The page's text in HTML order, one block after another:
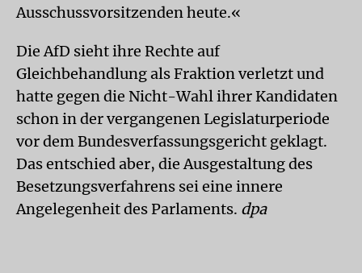
Ausschussvorsitzenden heute.«
Die AfD sieht ihre Rechte auf
Gleichbehandlung als Fraktion verletzt und
hatte gegen die Nicht-Wahl ihrer Kandidaten
schon in der vergangenen Legislaturperiode
vor dem Bundesverfassungsgericht geklagt.
Das entschied aber, die Ausgestaltung des
Besetzungsverfahrens sei eine innere
Angelegenheit des Parlaments. dpa